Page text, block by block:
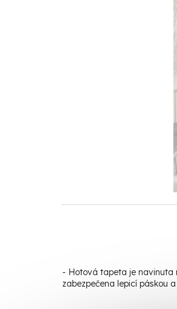
- Hotová tapeta je navinuta
zabezpečena lepicí páskou